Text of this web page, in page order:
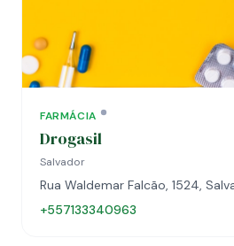
FARMÁCIA
Drogasil
Salvador
Rua Waldemar Falcão, 1524,
+557133340963